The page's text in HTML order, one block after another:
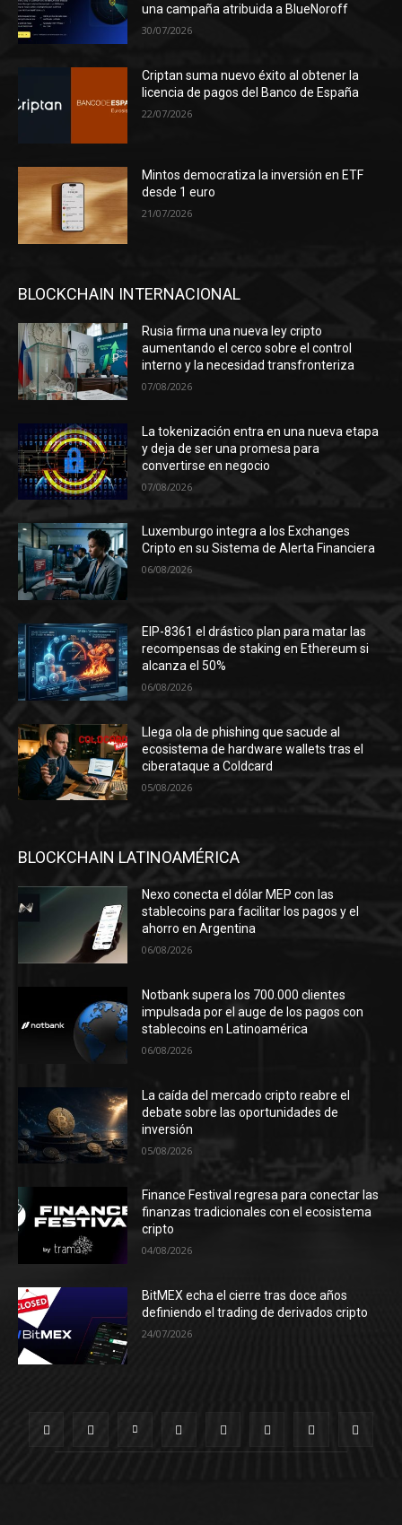
una campaña atribuida a BlueNoroff
30/07/2026
Criptan suma nuevo éxito al obtener la
licencia de pagos del Banco de España
22/07/2026
Mintos democratiza la inversión en ETF
desde 1 euro
21/07/2026
BLOCKCHAIN INTERNACIONAL
Rusia firma una nueva ley cripto
aumentando el cerco sobre el control
interno y la necesidad transfronteriza
07/08/2026
La tokenización entra en una nueva etapa
y deja de ser una promesa para
convertirse en negocio
07/08/2026
Luxemburgo integra a los Exchanges
Cripto en su Sistema de Alerta Financiera
06/08/2026
EIP-8361 el drástico plan para matar las
recompensas de staking en Ethereum si
alcanza el 50%
06/08/2026
Llega ola de phishing que sacude al
ecosistema de hardware wallets tras el
ciberataque a Coldcard
05/08/2026
BLOCKCHAIN LATINOAMÉRICA
Nexo conecta el dólar MEP con las
stablecoins para facilitar los pagos y el
ahorro en Argentina
06/08/2026
Notbank supera los 700.000 clientes
impulsada por el auge de los pagos con
stablecoins en Latinoamérica
06/08/2026
La caída del mercado cripto reabre el
debate sobre las oportunidades de
inversión
05/08/2026
Finance Festival regresa para conectar las
finanzas tradicionales con el ecosistema
cripto
04/08/2026
BitMEX echa el cierre tras doce años
definiendo el trading de derivados cripto
24/07/2026